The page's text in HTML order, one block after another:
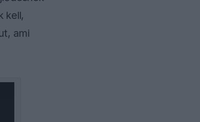
kell,
ami